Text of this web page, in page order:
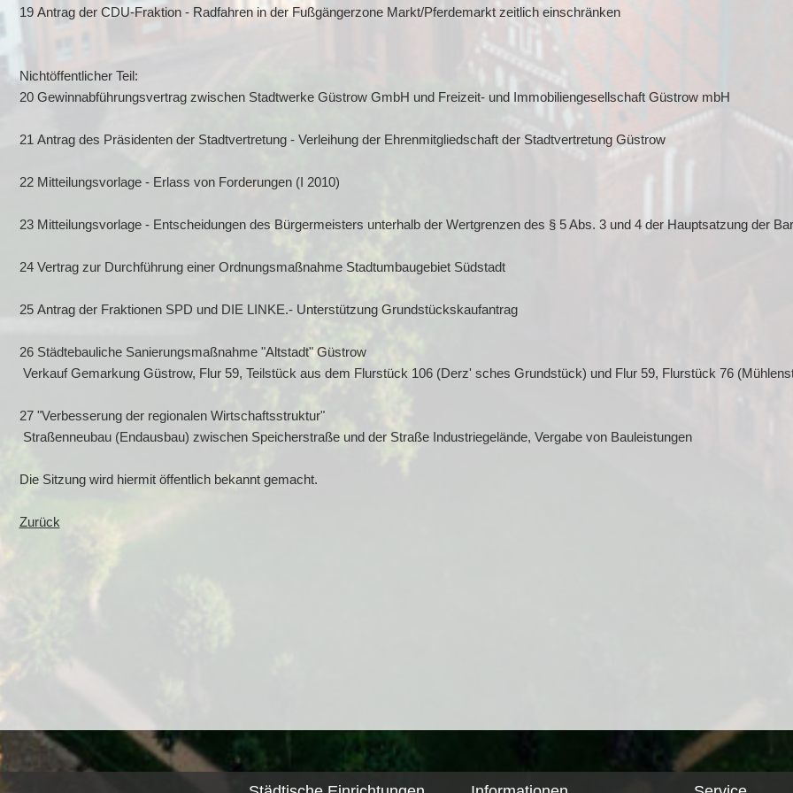
19 Antrag der CDU-Fraktion - Radfahren in der Fußgängerzone Markt/Pferdemarkt zeitlich einschränken
Nichtöffentlicher Teil:
20 Gewinnabführungsvertrag zwischen Stadtwerke Güstrow GmbH und Freizeit- und Immobiliengesellschaft Güstrow mbH
21 Antrag des Präsidenten der Stadtvertretung - Verleihung der Ehrenmitgliedschaft der Stadtvertretung Güstrow
22 Mitteilungsvorlage - Erlass von Forderungen (I 2010)
23 Mitteilungsvorlage - Entscheidungen des Bürgermeisters unterhalb der Wertgrenzen des § 5 Abs. 3 und 4 der Hauptsatzung der
24 Vertrag zur Durchführung einer Ordnungsmaßnahme Stadtumbaugebiet Südstadt
25 Antrag der Fraktionen SPD und DIE LINKE.- Unterstützung Grundstückskaufantrag
26 Städtebauliche Sanierungsmaßnahme "Altstadt" Güstrow
Verkauf Gemarkung Güstrow, Flur 59, Teilstück aus dem Flurstück 106 (Derz' sches Grundstück) und Flur 59, Flurstück 76
27 "Verbesserung der regionalen Wirtschaftsstruktur"
Straßenneubau (Endausbau) zwischen Speicherstraße und der Straße Industriegelände, Vergabe von Bauleistungen
Die Sitzung wird hiermit öffentlich bekannt gemacht.
Zurück